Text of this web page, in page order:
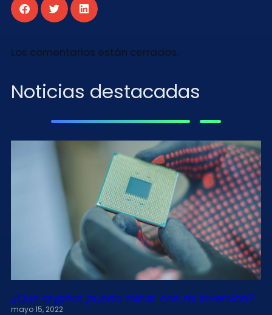
Los comentarios están cerrados.
Noticias destacadas
¿Que cryptos puedo minar con mi inversión?
mayo 15, 2022